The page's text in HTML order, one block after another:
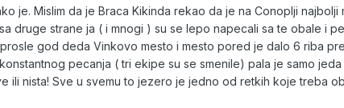
je. Mislim da je Braca Kikinda rekao da je na Conoplji najbolji
sa druge strane ja ( i mnogi ) su se lepo napecali sa te obale i
god deda Vinkovo mesto i mesto pored je dalo 6 riba
pecanja ( tri ekipe su se smenile) pala je samo
ili nista! Sve u svemu to jezero je jedno od retkih koje treba